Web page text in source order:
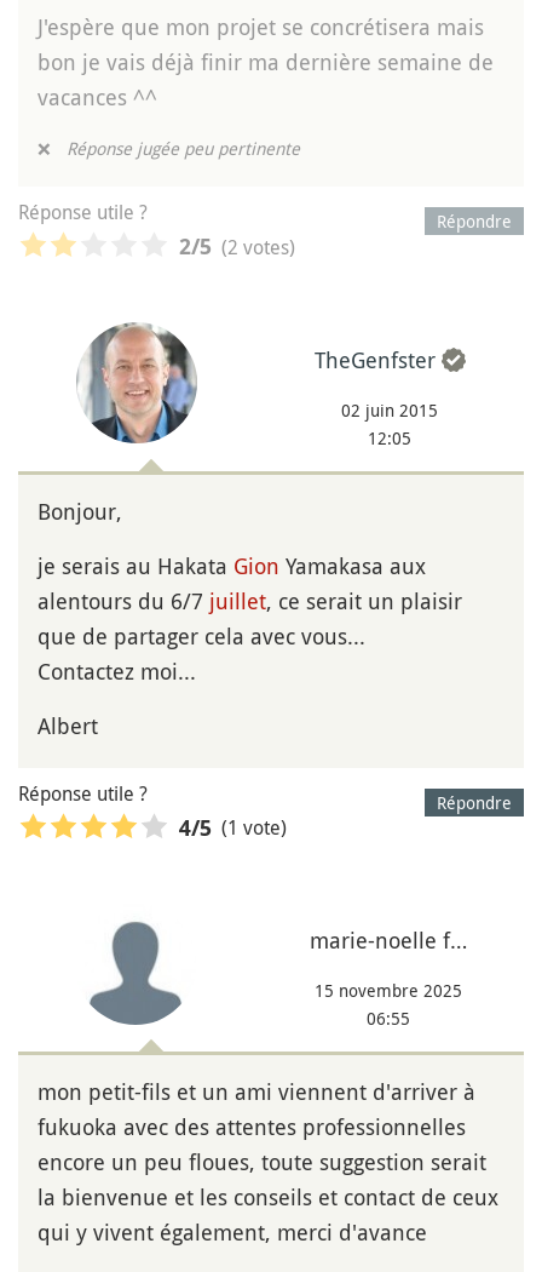
J'espère que mon projet se concrétisera mais
bon je vais déjà finir ma dernière semaine de
vacances ^^
❌ Réponse jugée peu pertinente
Répondre
Réponse utile ?
2/5 (2 votes)
TheGenfster
02 juin 2015
12:05
Bonjour,
je serais au Hakata Gion Yamakasa aux
alentours du 6/7 juillet, ce serait un plaisir
que de partager cela avec vous...
Contactez moi...
Albert
Répondre
Réponse utile ?
4/5 (1 vote)
marie-noelle f…
15 novembre 2025
06:55
mon petit-fils et un ami viennent d'arriver à
fukuoka avec des attentes professionnelles
encore un peu floues, toute suggestion serait
la bienvenue et les conseils et contact de ceux
qui y vivent également, merci d'avance